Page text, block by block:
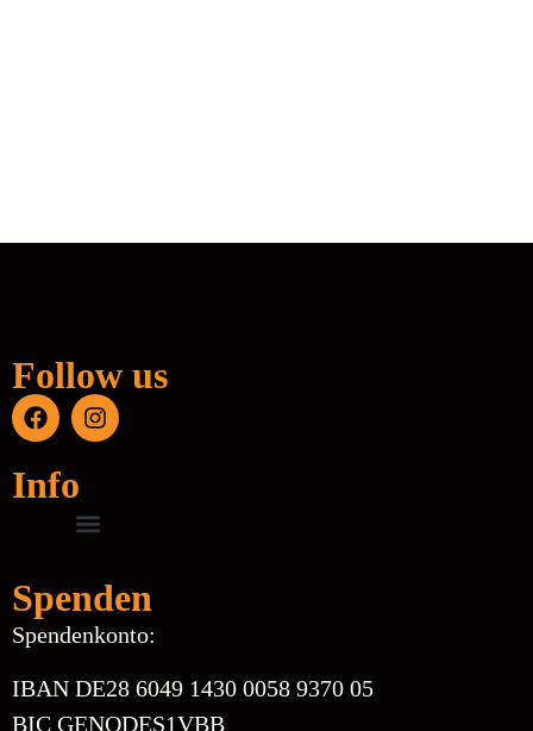
Follow us
Info
Spenden
Spendenkonto:
IBAN DE28 6049 1430 0058 9370 05
BIC GENODES1VBB